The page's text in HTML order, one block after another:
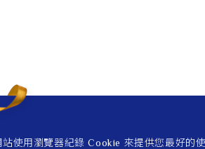
站使用瀏覽器紀錄 Cookie 來提供您最好的